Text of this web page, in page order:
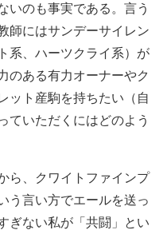
いのも事実である。言う
師にはサンデーサイレン
系、ハーツクライ系）が
のある有力オーナーやク
ット産駒を持ちたい（自
ていただくにはどのよう
ら、クワイトファインプ
う言い方でエールを送っ
ぎない私が「共闘」とい